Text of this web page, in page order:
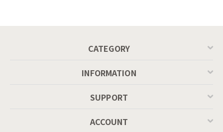
CATEGORY
INFORMATION
SUPPORT
ACCOUNT